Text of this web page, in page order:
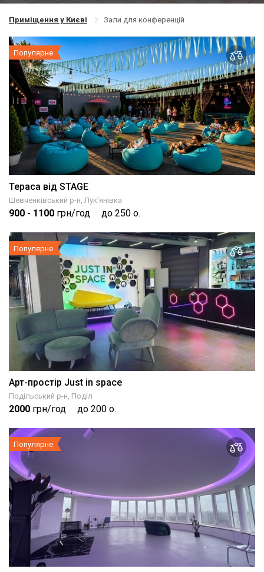
Приміщення у Києві Зали для конференцій
Популярне
Тераса від STAGE
Шевченківський р-н, Лук'янівка
900 - 1100 грн/год до 250 о.
Популярне
Арт-простір Just in space
Подільський р-н, Поділ
2000 грн/год до 200 о.
Популярне